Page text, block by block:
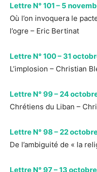
Lettre N° 101 – 5
Où l’on invoquera le
l’ogre – Eric Bertinat
Lettre N° 100 – 31
L’implosion – Christian
Lettre N° 99 – 24
Chrétiens du Liban –
Lettre N° 98 – 22
De l’ambiguité de « la
Lettre N° 97 – 13